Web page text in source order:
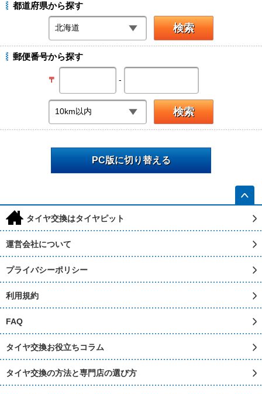
都道府県から探す
郵便番号から探す
〒 -
PC版に切り替える
h タイヤ交換はタイヤピット
運営会社について
プライバシーポリシー
利用規約
FAQ
タイヤ交換お役立ちコラム
タイヤ交換の方法と専門店の選び方